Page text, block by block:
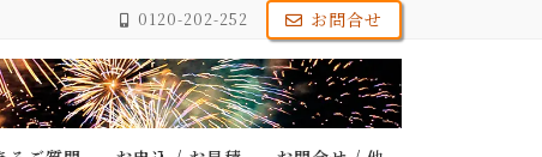
0120-202-252 お問合せ